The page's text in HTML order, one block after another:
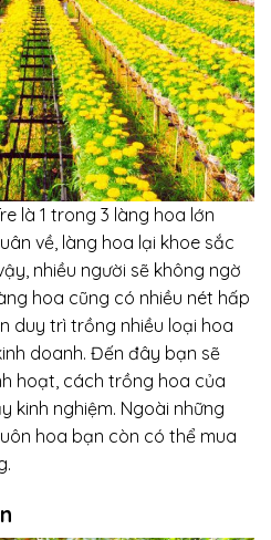
là 1 trong 3 làng hoa lớn
về, làng hoa lại khoe sắc
nhiều người sẽ không ngờ
hoa cũng có nhiều nét hấp
duy trì trồng nhiều loại hoa
doanh. Đến đây bạn sẽ
hoạt, cách trồng hoa của
kinh nghiệm. Ngoài những
hoa bạn còn có thể mua